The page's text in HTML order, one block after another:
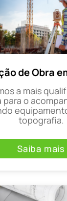
de Obra
a mais
o
topografia.
Saiba mais